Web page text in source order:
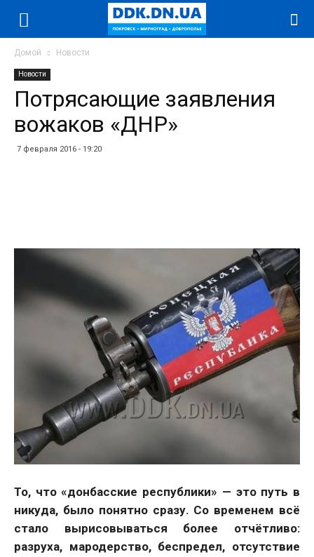
Домой Новости
Новости
Потрясающие заявления
вожаков «ДНР»
7 февраля 2016 - 19:20
То, что «донбасские республики» — это путь в
никуда, было понятно сразу. Со временем всё
стало вырисовываться более отчётливо:
разруха, мародерство, беспредел, отсутствие